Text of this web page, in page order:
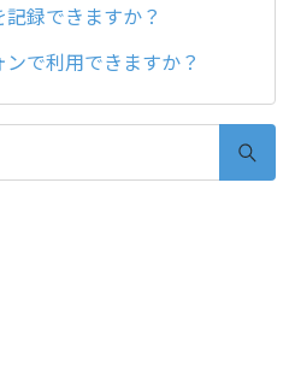
録できますか？
で利用できますか？